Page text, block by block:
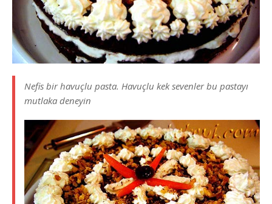
Nefis bir havuçlu pasta. Havuçlu kek sevenler bu pastayı
mutlaka deneyin